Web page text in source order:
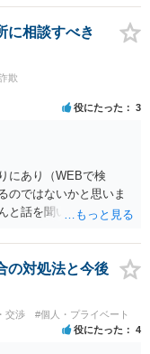
に相談すべき
欺
役にたった 3
にあり（WEBで検
のではないかと思いま
と話を聞いてくれる
で、御相談の案件につ
ん。相手にしない方が
復は現実的には難しい
の対処法と今後
交渉 #個人・プライベート
役にたった 4